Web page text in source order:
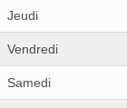
Jeudi
Vendredi
Samedi